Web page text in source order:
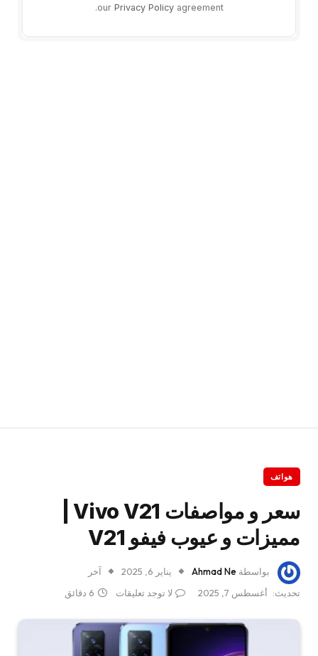
our Privacy Policyagreement.
هواتف
سعر و مواصفات Vivo V21 |
مميزات و عيوب فيفو V21
بواسطة Ahmad Ne يناير 6, 2025
آخر
تحديث:
أغسطس 7, 2025 لا توجد تعليقات 6 دقائق